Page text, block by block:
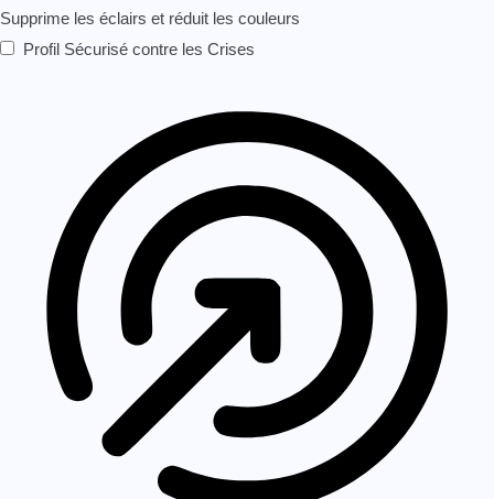
Supprime les éclairs et réduit les couleurs
Profil Sécurisé contre les Crises